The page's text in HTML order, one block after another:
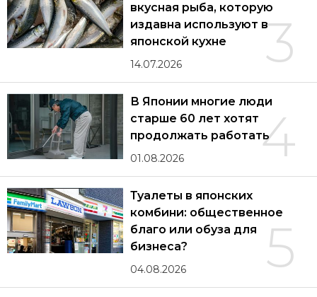
3
вкусная рыба, которую
издавна используют в
японской кухне
14.07.2026
4
В Японии многие люди
старше 60 лет хотят
продолжать работать
01.08.2026
5
Туалеты в японских
комбини: общественное
благо или обуза для
бизнеса?
04.08.2026